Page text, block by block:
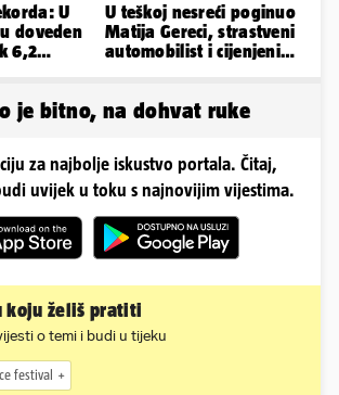
U
doveden
6,2
U teškoj nesreći poginuo
Matija Gereci, strastveni
automobilist i cijenjeni
je bitno, na dohvat ruke
za najbolje iskustvo portala. Čitaj,
uvijek u toku s najnovijim vijestima.
koju želiš pratiti
o temi i budi u tijeku
festival